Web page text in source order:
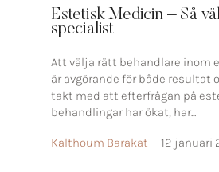
Estetisk Medicin – Så
specialist
Att välja rätt behandlare inom
är avgörande för både resultat
takt med att efterfrågan på
behandlingar har ökat, har...
Kalthoum Barakat 12 januari